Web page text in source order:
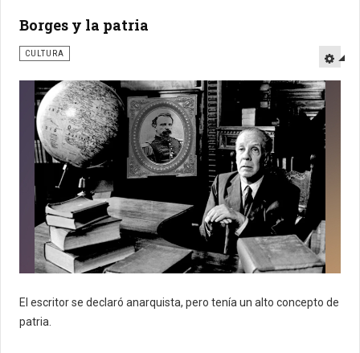
Borges y la patria
CULTURA
El escritor se declaró anarquista, pero tenía un alto concepto de
patria.